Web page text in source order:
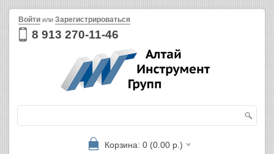
8 913 270-11-46
Войти или Зарегистрироваться
Корзина: 0 (0.00 р.)